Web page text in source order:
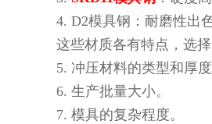
4. D2模具钢：耐磨性出
这些材质各有特点，选
5. 冲压材料的类型和厚度
6. 生产批量大小。
7. 模具的复杂程度。